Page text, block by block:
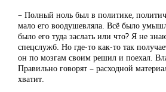
– Полный ноль был в политике,
мало его воодушевляла. Всё было
было его туда заслать или что? Я не
спецслужб. Но где-то как-то так
он по мозгам своим решил и поехал.
Правильно говорят – расходной
хватит.